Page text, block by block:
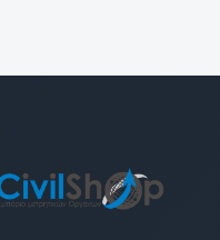
προσγείωσης. Αυτό τους
Φορτίου: Τα VTOL UAV μπορούν
φέρουν μεγαλύτερα φορτία
αισθητήρων και κάμερων σε